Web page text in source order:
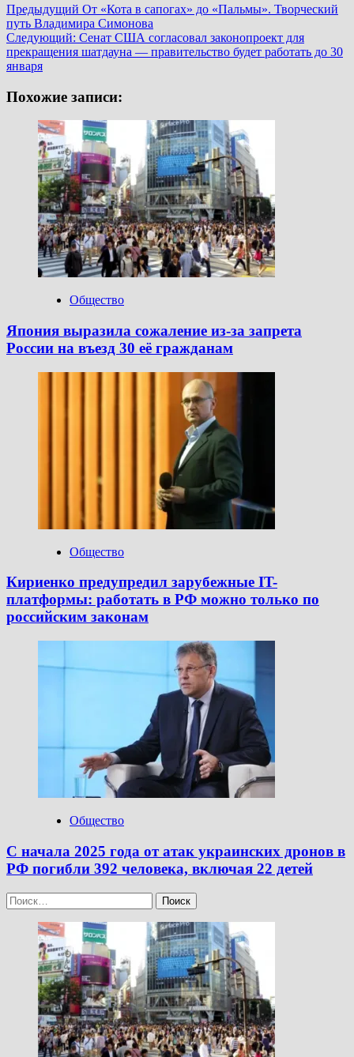
Навигация
записи
Предыдущий От «Кота в сапогах» до «Пальмы». Творческий
путь Владимира Симонова
Следующий: Сенат США согласовал законопроект для
прекращения шатдауна — правительство будет работать до 30
января
Похожие записи:
Общество
Япония выразила сожаление из-за запрета
России на въезд 30 её гражданам
Общество
Кириенко предупредил зарубежные IT-
платформы: работать в РФ можно только по
российским законам
Общество
С начала 2025 года от атак украинских дронов в
РФ погибли 392 человека, включая 22 детей
Найти: